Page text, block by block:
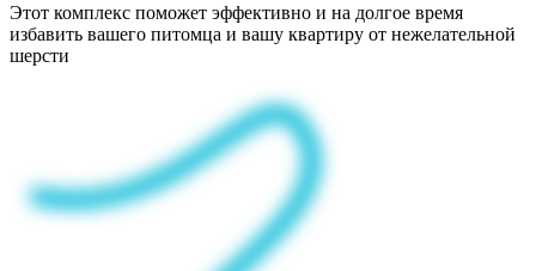
Этот комплекс поможет эффективно и на долгое время
избавить вашего питомца и вашу квартиру от нежелательной
шерсти